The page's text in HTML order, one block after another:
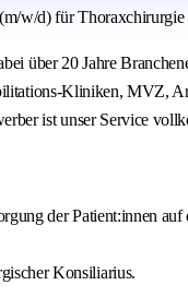
w/d) für
über 20 Jahre
Kliniken, MVZ,
ist unser Service
der Patient:innen auf
Konsiliarius.